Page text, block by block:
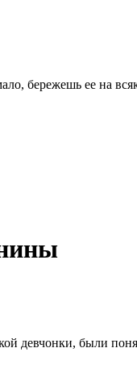
бережешь ее на
девчонки, были